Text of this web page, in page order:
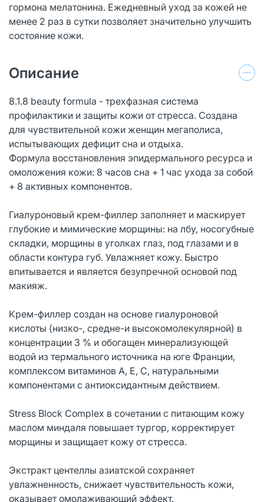
гормона мелатонина. Ежедневный уход за кожей не
менее 2 раз в сутки позволяет значительно улучшить
состояние кожи.
Описание
8.1.8 beauty formula - трехфазная система
профилактики и защиты кожи от стресса. Создана
для чувствительной кожи женщин мегаполиса,
испытывающих дефицит сна и отдыха.
Формула восстановления эпидермального ресурса и
омоложения кожи: 8 часов сна + 1 час ухода за собой
+ 8 активных компонентов.
Гиалуроновый крем-филлер заполняет и маскирует
глубокие и мимические морщины: на лбу, носогубные
складки, морщины в уголках глаз, под глазами и в
области контура губ. Увлажняет кожу. Быстро
впитывается и является безупречной основой под
макияж.
Крем-филлер создан на основе гиалуроновой
кислоты (низко-, средне-и высокомолекулярной) в
концентрации 3 % и обогащен минерализующей
водой из термального источника на юге Франции,
комплексом витаминов А, Е, С, натуральными
компонентами с антиоксидантным действием.
Stress Block Complex в сочетании с питающим кожу
маслом миндаля повышает тургор, корректирует
морщины и защищает кожу от стресса.
Экстракт центеллы азиатской сохраняет
увлажненность, снижает чувствительность кожи,
оказывает омолаживающий эффект.